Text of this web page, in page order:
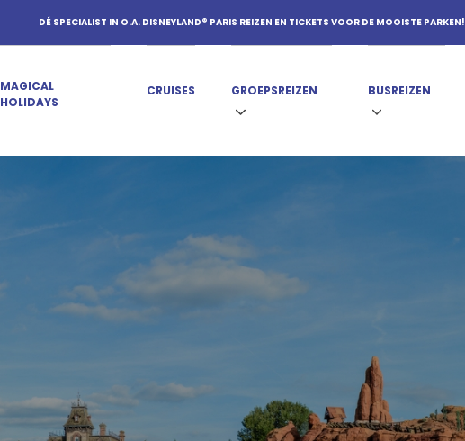
DÉ SPECIALIST IN O.A. DISNEYLAND® PARIS REIZEN EN TICKETS VOOR DE MOOISTE PARKEN!
MAGICAL
HOLIDAYS
CRUISES GROEPSREIZEN BUSREIZEN